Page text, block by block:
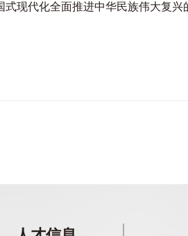
现代化全面推进中华民族伟大复兴